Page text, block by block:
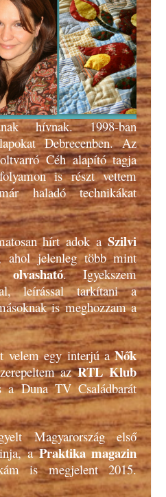
hívnak. 1998-ban
Debrecenben. Az
Céh alapító tagja
is részt vettem
haladó technikákat
hírt adok aSzilvi
ahol jelenleg több mint
olvasható. Igyekszem
leírással tarkítani a
is meghozzam a
velem egy interjú aNők
azRTL Klub
a Duna TV Családbarát
Magyarország első
aPraktika magazin
is megjelent 2015.